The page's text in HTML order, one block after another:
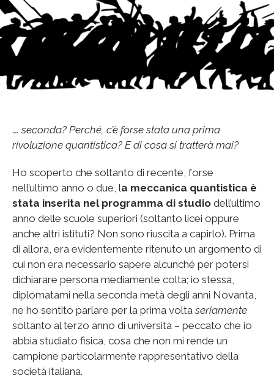
.… seconda? Perché, c’è forse stata una prima
rivoluzione quantistica? E di cosa si tratterà mai?
Ho scoperto che soltanto di recente, forse
nell’ultimo anno o due, la meccanica quantistica è
stata inserita nel programma di studio dell’ultimo
anno delle scuole superiori (soltanto licei oppure
anche altri istituti? Non sono riuscita a capirlo). Prima
di allora, era evidentemente ritenuto un argomento di
cui non era necessario sapere alcunché per potersi
dichiarare persona mediamente colta; io stessa,
diplomatami nella seconda metà degli anni Novanta,
ne ho sentito parlare per la prima voltaseriamente
soltanto al terzo anno di università – peccato che io
abbia studiato fisica, cosa che non mi rende un
campione particolarmente rappresentativo della
società italiana.